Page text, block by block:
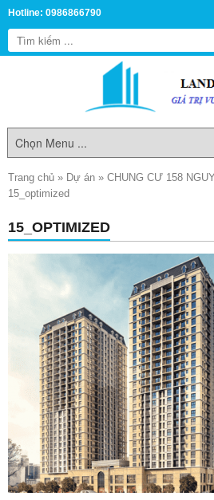
Hotline: 0986866790
Trang chủ » Dự án » CHUNG CƯ 158
15_optimized
15_OPTIMIZED